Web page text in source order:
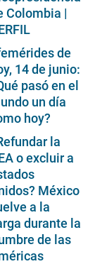
Colombia |
de
14 de junio:
pasó en el
un día
hoy?
la
o excluir a
México
a la
durante la
de las